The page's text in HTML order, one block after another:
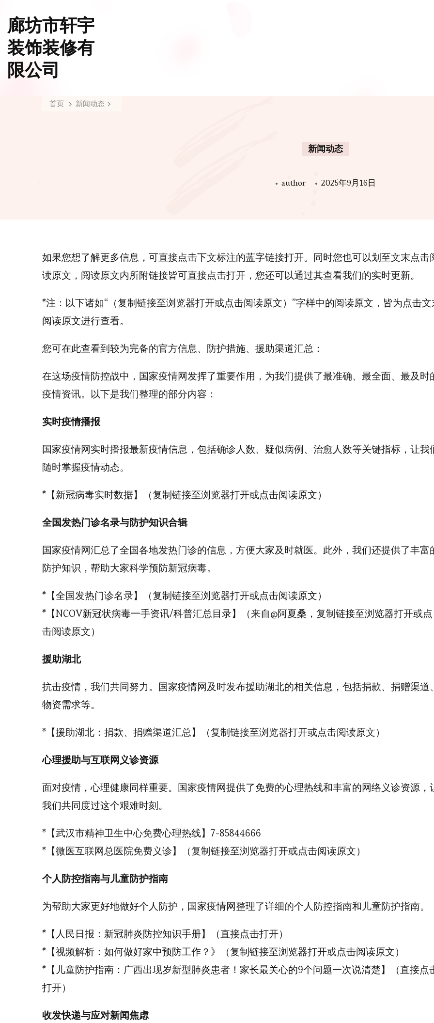
廊坊市轩宇
装饰装修有
限公司
首页 新闻动态
新闻动态
author 2025年9月16日
如果您想了解更多信息，可直接点击下文标注的蓝字链接打开。同时您也可以划至文末点击
读原文，阅读原文内所附链接皆可直接点击打开，您还可以通过其查看我们的实时更新。
*注：以下诸如“（复制链接至浏览器打开或点击阅读原文）”字样中的阅读原文，皆为点击文
阅读原文进行查看。
您可在此查看到较为完备的官方信息、防护措施、援助渠道汇总：
在这场疫情防控战中，国家疫情网发挥了重要作用，为我们提供了最准确、最全面、最及时
疫情资讯。以下是我们整理的部分内容：
实时疫情播报
国家疫情网实时播报最新疫情信息，包括确诊人数、疑似病例、治愈人数等关键指标，让我
随时掌握疫情动态。
*【新冠病毒实时数据】（复制链接至浏览器打开或点击阅读原文）
全国发热门诊名录与防护知识合辑
国家疫情网汇总了全国各地发热门诊的信息，方便大家及时就医。此外，我们还提供了丰富
防护知识，帮助大家科学预防新冠病毒。
*【全国发热门诊名录】（复制链接至浏览器打开或点击阅读原文）
*【NCOV新冠状病毒一手资讯/科普汇总目录】（来自@阿夏桑，复制链接至浏览器打开或点
击阅读原文）
援助湖北
抗击疫情，我们共同努力。国家疫情网及时发布援助湖北的相关信息，包括捐款、捐赠渠道
物资需求等。
*【援助湖北：捐款、捐赠渠道汇总】（复制链接至浏览器打开或点击阅读原文）
心理援助与互联网义诊资源
面对疫情，心理健康同样重要。国家疫情网提供了免费的心理热线和丰富的网络义诊资源，
我们共同度过这个艰难时刻。
*【武汉市精神卫生中心免费心理热线】7-85844666
*【微医互联网总医院免费义诊】（复制链接至浏览器打开或点击阅读原文）
个人防控指南与儿童防护指南
为帮助大家更好地做好个人防护，国家疫情网整理了详细的个人防控指南和儿童防护指南。
*【人民日报：新冠肺炎防控知识手册】（直接点击打开）
*【视频解析：如何做好家中预防工作？》（复制链接至浏览器打开或点击阅读原文）
*【儿童防护指南：广西出现岁新型肺炎患者！家长最关心的9个问题一次说清楚】（直接点
打开）
收发快递与应对新闻焦虑